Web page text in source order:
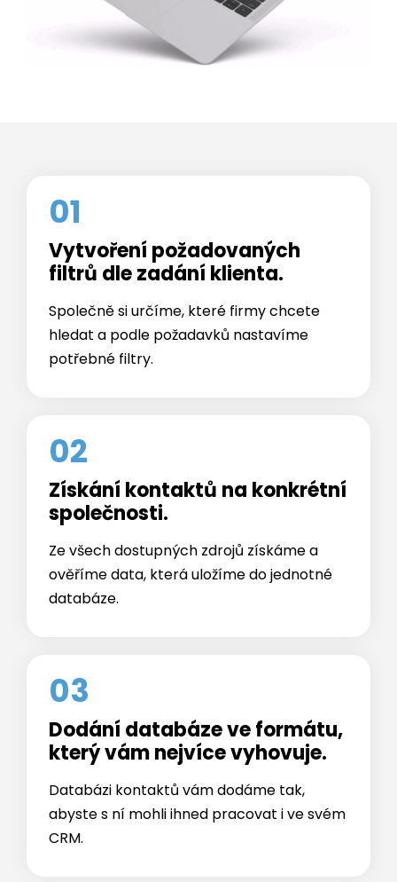
Vytvoření požadovaných
filtrů dle zadání klienta.
Společně si určíme, které firmy chcete
potřebné filtry.
Získání kontaktů na konkrétní
společnosti.
Ze všech dostupných zdrojů získáme a
ověříme data, která uložíme do jednotné
databáze.
Dodání databáze ve formátu,
který vám nejvíce vyhovuje.
Databázi kontaktů vám dodáme tak,
abyste s ní mohli ihned pracovat i ve svém
CRM.